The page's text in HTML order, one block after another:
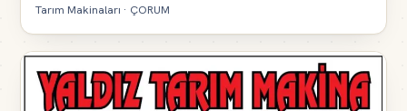
Tarım Makinaları · ÇORUM